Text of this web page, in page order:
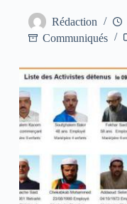
Rédaction
Communiqués